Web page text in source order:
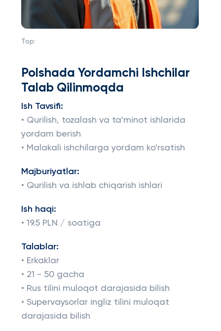
Top:
Polshada Yordamchi Ishchilar
Talab Qilinmoqda
Ish Tavsifi:
• Qurilish, tozalash va ta'minot ishlarida
yordam berish
• Malakali ishchilarga yordam ko'rsatish
Majburiyatlar:
• Qurilish va ishlab chiqarish ishlari
Ish haqi:
• 19.5 PLN / soatiga
Talablar:
• Erkaklar
• 21 - 50 gacha
• Rus tilini muloqot darajasida bilish
• Supervaysorlar ingliz tilini muloqat
darajasida bilish